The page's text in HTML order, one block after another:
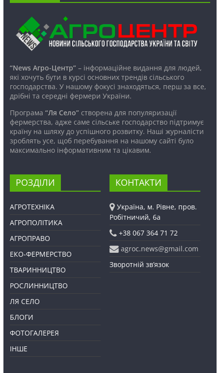
“News Агро-Центр”– інформаційне видання для людей,
які хочуть бути в курсі основних трендів сільського
господарства. У нашому фокусі знаходяться, перш за все,
дрібні та середні фермери України.
Програма “Ля Село”створена для популяризації
фермерства, адже саме сільське господарство підтримує
країну на шляху до успішного розвитку. Наші журналісти
зроблять усе, щоб перебування на нашому сайті було
максимально інформативним та цікавим.
РОЗДІЛИ
АГРОТЕХНІКА
АГРОПОЛІТИКА
АГРОПРАВО
ЕКО-ФЕРМЕРСТВО
ТВАРИННИЦТВО
РОСЛИННИЦТВО
ЛЯ СЕЛО
БЛОГИ
ФОТОГАЛЕРЕЯ
ІНШЕ
КОНТАКТИ
Україна, м. Рівне, пров.
Робітничий, 6а
+38 067 364 71 72
agroc.news@gmail.com
Зворотній зв’язок